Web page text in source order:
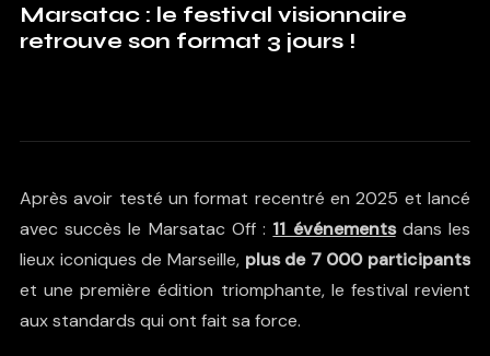
Marsatac : le festival visionnaire
retrouve son format 3 jours !
Après avoir testé un format recentré en 2025 et lancé
avec succès le Marsatac Off: 11 événementsdans les
lieux iconiques de Marseille, plus de 7 000 participants
et une première édition triomphante, le festival revient
aux standards qui ont fait sa force.